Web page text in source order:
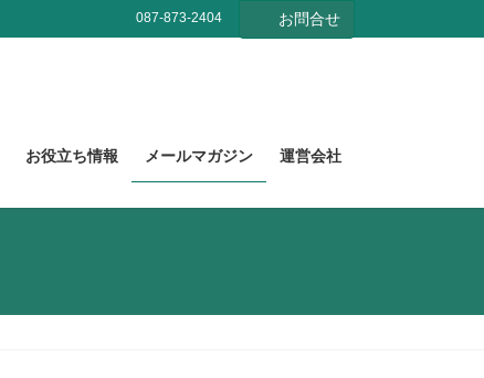
087-873-2404 お問合せ
お役立ち情報 メールマガジン 運営会社